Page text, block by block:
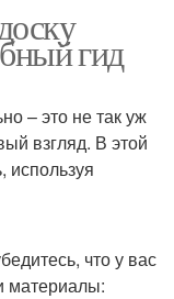
гид
– это не так уж
взгляд. В этой
используя
что у вас
материалы: